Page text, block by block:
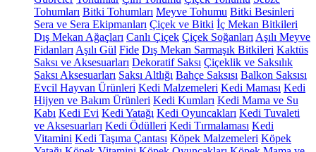
Tohumları Bitki Tohumları Meyve Tohumu Bitki Besinleri
Sera ve Sera Ekipmanları Çiçek ve Bitki İç Mekan Bitkileri
Dış Mekan Ağaçları Canlı Çiçek Çiçek Soğanları Aşılı Meyve
Fidanları Aşılı Gül Fide Dış Mekan Sarmaşık Bitkileri Kaktüs
Saksı ve Aksesuarları Dekoratif Saksı Çiçeklik ve Saksılık
Saksı Aksesuarları Saksı Altlığı Bahçe Saksısı Balkon Saksısı
Evcil Hayvan Ürünleri Kedi Malzemeleri Kedi Maması Kedi
Hijyen ve Bakım Ürünleri Kedi Kumları Kedi Mama ve Su
Kabı Kedi Evi Kedi Yatağı Kedi Oyuncakları Kedi Tuvaleti
ve Aksesuarları Kedi Ödülleri Kedi Tırmalaması Kedi
Vitamini Kedi Taşıma Çantası Köpek Malzemeleri Köpek